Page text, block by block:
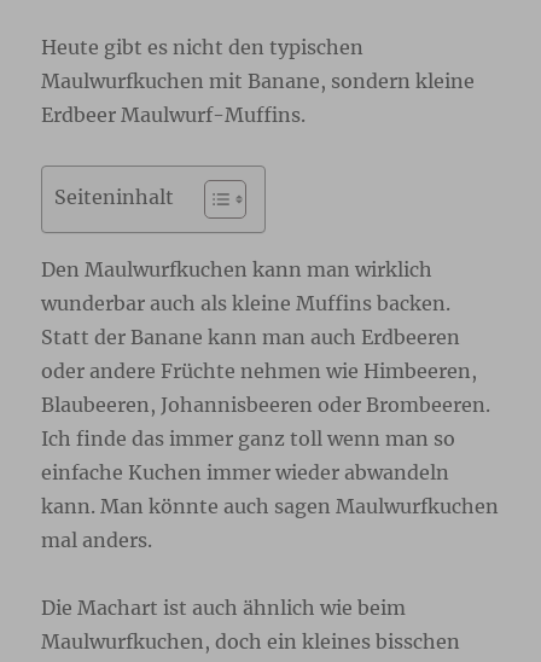
Heute gibt es nicht den typischen
Maulwurfkuchen mit Banane, sondern kleine
Erdbeer Maulwurf-Muffins.
Seiteninhalt
Den Maulwurfkuchen kann man wirklich
wunderbar auch als kleine Muffins backen.
Statt der Banane kann man auch Erdbeeren
oder andere Früchte nehmen wie Himbeeren,
Blaubeeren, Johannisbeeren oder Brombeeren.
Ich finde das immer ganz toll wenn man so
einfache Kuchen immer wieder abwandeln
kann. Man könnte auch sagen Maulwurfkuchen
mal anders.
Die Machart ist auch ähnlich wie beim
Maulwurfkuchen, doch ein kleines bisschen